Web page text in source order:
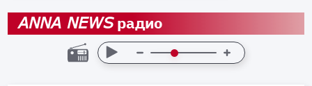
ANNA NEWSрадио